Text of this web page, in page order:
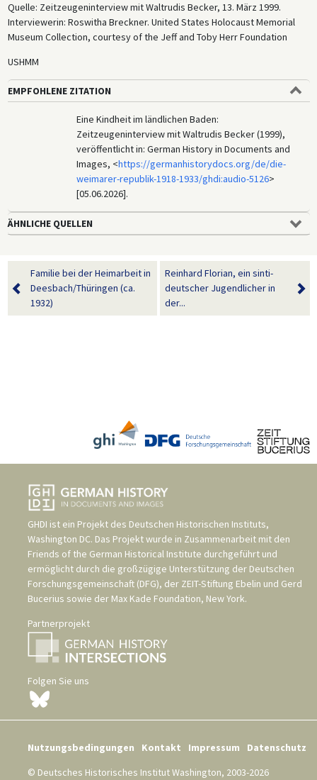
Quelle: Zeitzeugeninterview mit Waltrudis Becker, 13. März 1999.
Interviewerin: Roswitha Breckner. United States Holocaust Memorial
Museum Collection, courtesy of the Jeff and Toby Herr Foundation
USHMM
EMPFOHLENE ZITATION
Eine Kindheit im ländlichen Baden:
Zeitzeugeninterview mit Waltrudis Becker (1999),
veröffentlicht in: German History in Documents and
Images, <https://germanhistorydocs.org/de/die-
weimarer-republik-1918-1933/ghdi:audio-5126>
[05.06.2026].
ÄHNLICHE QUELLEN
Familie bei der Heimarbeit in
Deesbach/Thüringen (ca.
1932)
Reinhard Florian, ein sinti-
deutscher Jugendlicher in
der...
GHDI ist ein Projekt des Deutschen Historischen Instituts,
Washington DC. Das Projekt wurde in Zusammenarbeit mit den
Friends of the German Historical Institute durchgeführt und
ermöglicht durch die großzügige Unterstützung der Deutschen
Forschungsgemeinschaft (DFG), der ZEIT-Stiftung Ebelin und Gerd
Bucerius sowie der Max Kade Foundation, New York.
Partnerprojekt
Folgen Sie uns
Nutzungsbedingungen Kontakt Impressum
Datenschutz
© Deutsches Historisches Institut Washington, 2003-2026